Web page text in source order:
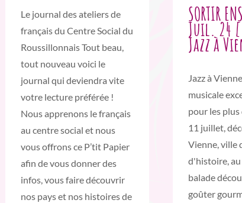
SORTIR
Juil. 24
Jazz à
Jazz à
musicale
pour les plus
11 juillet,
Vienne, ville
d'histoire,
balade
goûter
Le journal des ateliers de
français du Centre Social du
Roussillonnais Tout beau,
tout nouveau voici le
journal qui deviendra vite
votre lecture préférée !
Nous apprenons le français
au centre social et nous
vous offrons ce P’tit Papier
afin de vous donner des
infos, vous faire découvrir
nos pays et nos histoires de